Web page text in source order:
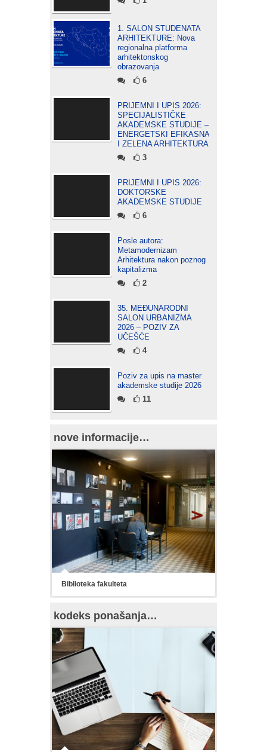
1. SALON STUDENATA
ARHITEKTURE: Nova
regionalna platforma
arhitektonskog
obrazovanja
6
PRIJEMNI I UPIS 2026:
SPECIJALISTIČKE
AKADEMSKE STUDIJE –
ENERGETSKI EFIKASNA
I ZELENA ARHITEKTURA
3
PRIJEMNI I UPIS 2026:
DOKTORSKE
AKADEMSKE STUDIJE
6
Posle autora:
Metamodernizam
Arhitektura nakon poznog
kapitalizma
2
35. MEĐUNARODNI
SALON URBANIZMA
2026 – POZIV ZA
UČEŠĆE
4
Poziv za upis na master
akademske studije 2026
11
nove informacije…
Biblioteka fakulteta
kodeks ponašanja…